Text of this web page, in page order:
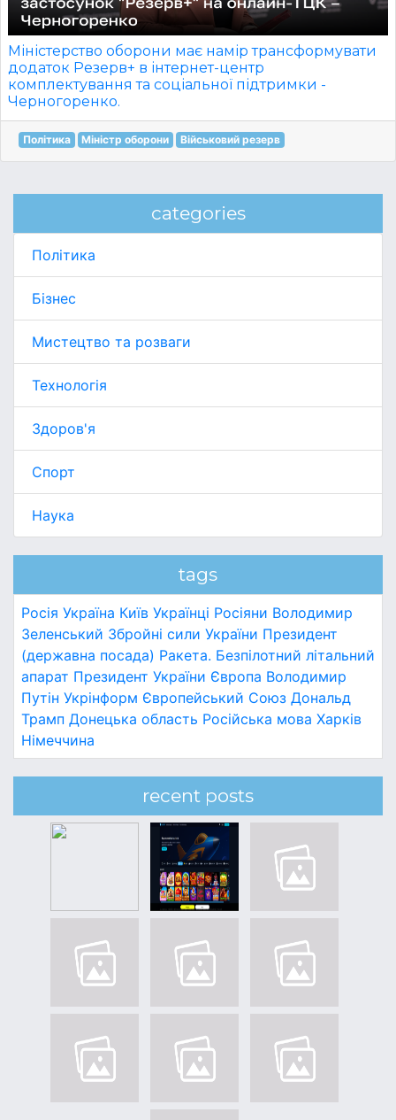
Міністерство оборони має намір трансформувати
додаток Резерв+ в інтернет-центр
комплектування та соціальної підтримки -
Черногоренко.
Політика Міністр оборони Військовий резерв
categories
Політика
Бізнес
Мистецтво та розваги
Технологія
Здоров'я
Спорт
Наука
tags
Росія Україна Київ Українці Росіяни Володимир
Зеленський Збройні сили України Президент
(державна посада) Ракета. Безпілотний літальний
апарат Президент України Європа Володимир
Путін Укрінформ Європейський Союз Дональд
Трамп Донецька область Російська мова Харків
Німеччина
recent posts